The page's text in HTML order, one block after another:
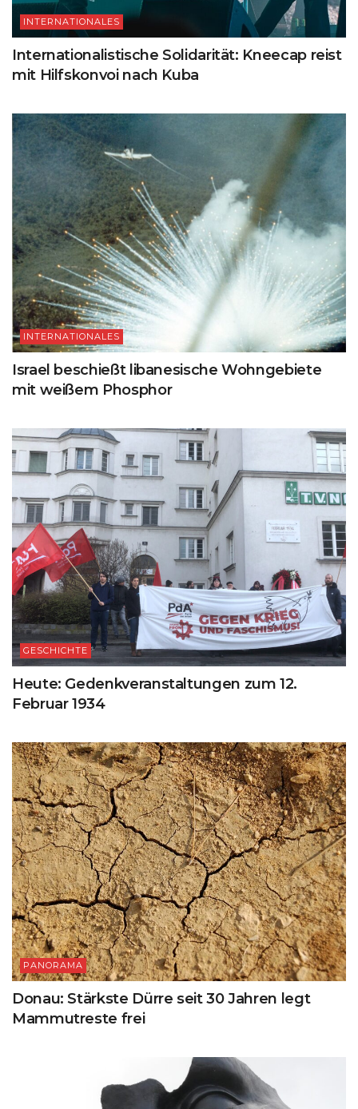
INTERNATIONALES
Internationalistische Solidarität: Kneecap reist
mit Hilfskonvoi nach Kuba
INTERNATIONALES
Israel beschießt libanesische Wohngebiete
mit weißem Phosphor
GESCHICHTE
Heute: Gedenkveranstaltungen zum 12.
Februar 1934
PANORAMA
Donau: Stärkste Dürre seit 30 Jahren legt
Mammutreste frei